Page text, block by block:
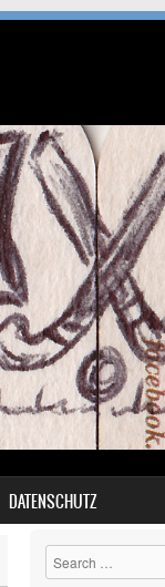
DATENSCHUTZ
Search